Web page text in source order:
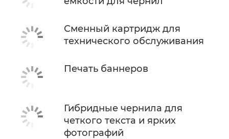
Сменный картридж для
технического обслуживания
Печать баннеров
Гибридные чернила для
четкого текста и ярких
фотографий